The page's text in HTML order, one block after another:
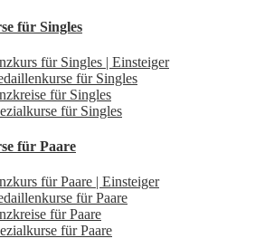
für Singles
für Singles | Einsteiger
für Singles
für Singles
für Singles
für Paare
für Paare | Einsteiger
für Paare
für Paare
für Paare